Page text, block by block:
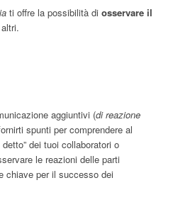
ti offre la possibilità di osservare il
aggiuntivi (di reazione
spunti per comprendere al
dei tuoi collaboratori o
le reazioni delle parti
chiave per il successo dei